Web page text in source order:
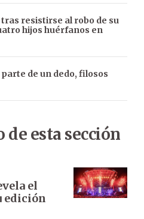
resistirse al robo de su
hijos huérfanos en
de un dedo, filosos
esta sección
el
edición